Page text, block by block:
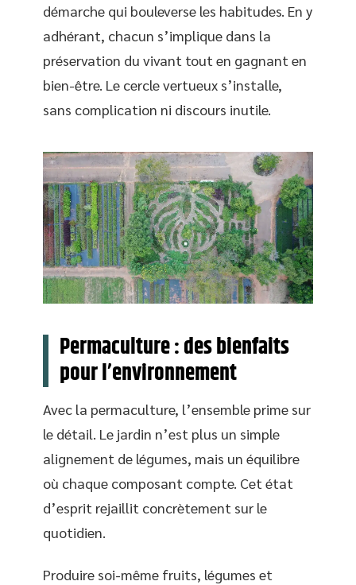
démarche qui bouleverse les habitudes. En y
adhérant, chacun s’implique dans la
préservation du vivant tout en gagnant en
bien-être. Le cercle vertueux s’installe,
sans complication ni discours inutile.
Permaculture : des bienfaits
pour l’environnement
Avec la permaculture, l’ensemble prime sur
le détail. Le jardin n’est plus un simple
alignement de légumes, mais un équilibre
où chaque composant compte. Cet état
d’esprit rejaillit concrètement sur le
quotidien.
Produire soi-même fruits, légumes et